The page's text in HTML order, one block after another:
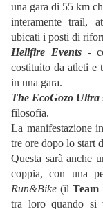
una gara di 55 km
interamente trail,
ubicati i posti di
Hellfire Events-
costituito da atleti e
in una gara.
The EcoGozo Ultra
filosofia.
La manifestazione
tre ore dopo lo start
Questa sarà anche
coppia, con una
Run&Bike (ilTeam
tra loro quando si